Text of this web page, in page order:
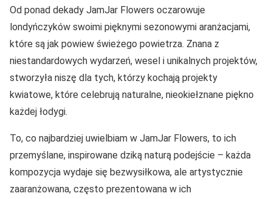
Od ponad dekady JamJar Flowers oczarowuje
londyńczyków swoimi pięknymi sezonowymi aranżacjami,
które są jak powiew świeżego powietrza. Znana z
niestandardowych wydarzeń, wesel i unikalnych projektów,
stworzyła niszę dla tych, którzy kochają projekty
kwiatowe, które celebrują naturalne, nieokiełznane piękno
każdej łodygi.
To, co najbardziej uwielbiam w JamJar Flowers, to ich
przemyślane, inspirowane dziką naturą podejście – każda
kompozycja wydaje się bezwysiłkowa, ale artystycznie
zaaranżowana, często prezentowana w ich